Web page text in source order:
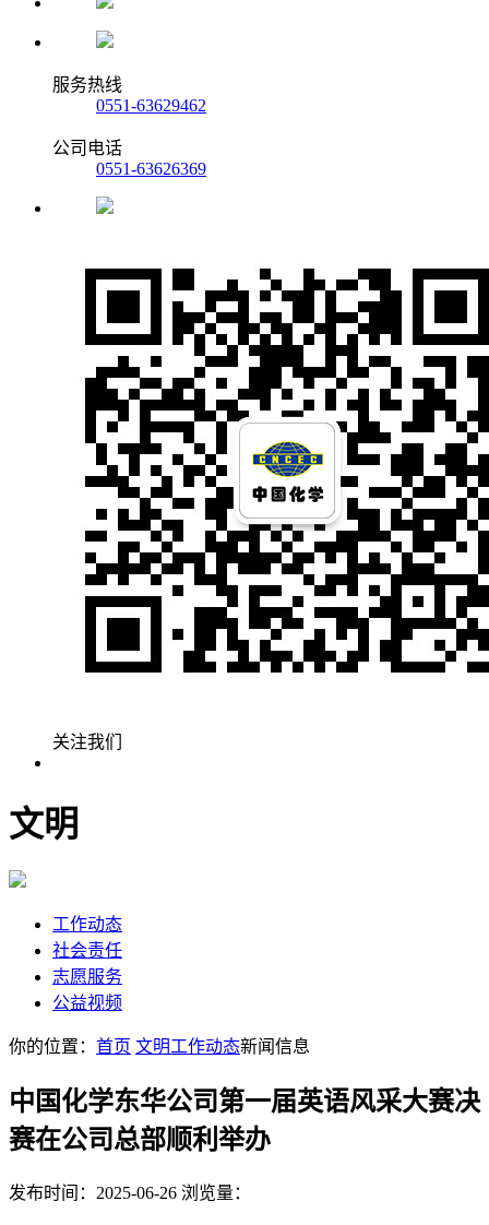
服务热线
0551-63629462
公司电话
0551-63626369
关注我们
文明
工作动态
社会责任
志愿服务
公益视频
你的位置： 首页 文明工作动态新闻信息
中国化学东华公司第一届英语风采大赛决
赛在公司总部顺利举办
发布时间：2025-06-26 浏览量：